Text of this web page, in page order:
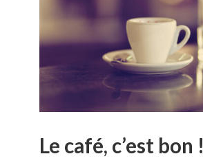
Le café, c’est bon !